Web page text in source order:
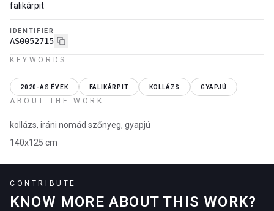
falikárpit
IDENTIFIER
AS0052715
KEYWORDS
2020-AS ÉVEK FALIKÁRPIT KOLLÁZS GYAPJÚ
ABOUT THE WORK
kollázs, iráni nomád szőnyeg, gyapjú
140x125 cm
CONTRIBUTE
KNOW MORE ABOUT THIS WORK?